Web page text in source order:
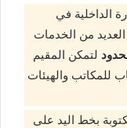
الداخلية في
العديد من الخدمات
لتمكن المقيم
للمكاتب والهيئات
بخط اليد على